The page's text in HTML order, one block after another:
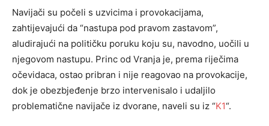
Navijači su počeli s uzvicima i provokacijama,
zahtijevajući da “nastupa pod pravom zastavom”,
aludirajući na političku poruku koju su, navodno, uočili u
njegovom nastupu. Princ od Vranja je, prema riječima
očevidaca, ostao pribran i nije reagovao na provokacije,
dok je obezbjeđenje brzo intervenisalo i udaljilo
problematične navijače iz dvorane, naveli su iz “K1“.